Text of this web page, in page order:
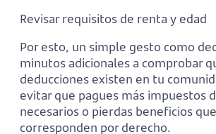
Revisar requisitos de renta y edad
Por esto, un simple gesto como
minutos adicionales a comprobar
deducciones existen en tu
evitar que pagues más impuestos
necesarios o pierdas beneficios
corresponden por derecho.